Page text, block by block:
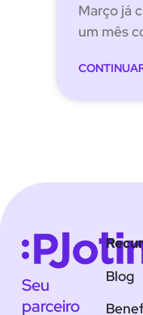
Março já
um mês
Seu
parceiro
Blog